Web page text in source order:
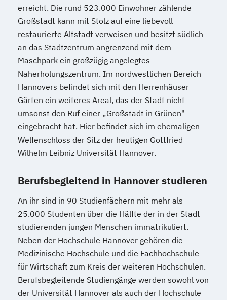
erreicht. Die rund 523.000 Einwohner zählende
Großstadt kann mit Stolz auf eine liebevoll
restaurierte Altstadt verweisen und besitzt südlich
an das Stadtzentrum angrenzend mit dem
Maschpark ein großzügig angelegtes
Naherholungszentrum. Im nordwestlichen Bereich
Hannovers befindet sich mit den Herrenhäuser
Gärten ein weiteres Areal, das der Stadt nicht
umsonst den Ruf einer „Großstadt in Grünen"
eingebracht hat. Hier befindet sich im ehemaligen
Welfenschloss der Sitz der heutigen Gottfried
Wilhelm Leibniz Universität Hannover.
Berufsbegleitend in Hannover studieren
An ihr sind in 90 Studienfächern mit mehr als
25.000 Studenten über die Hälfte der in der Stadt
studierenden jungen Menschen immatrikuliert.
Neben der Hochschule Hannover gehören die
Medizinische Hochschule und die Fachhochschule
für Wirtschaft zum Kreis der weiteren Hochschulen.
Berufsbegleitende Studiengänge werden sowohl von
der Universität Hannover als auch der Hochschule